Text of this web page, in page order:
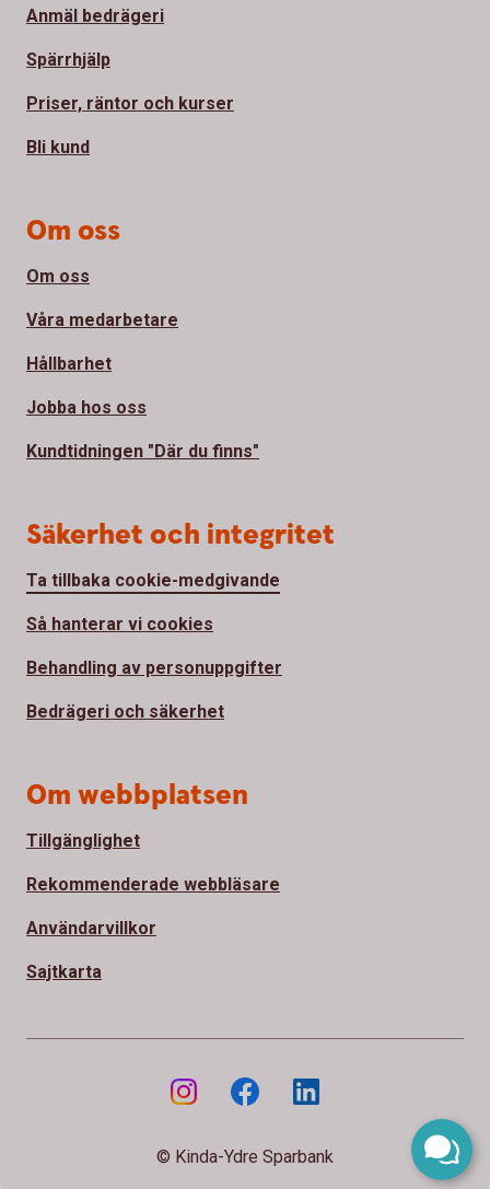
Anmäl bedrägeri
Spärrhjälp
Priser, räntor och kurser
Bli kund
Om oss
Om oss
Våra medarbetare
Hållbarhet
Jobba hos oss
Kundtidningen "Där du finns"
Säkerhet och integritet
Ta tillbaka cookie-medgivande
Så hanterar vi cookies
Behandling av personuppgifter
Bedrägeri och säkerhet
Om webbplatsen
Tillgänglighet
Rekommenderade webbläsare
Användarvillkor
Sajtkarta
© Kinda-Ydre Sparbank